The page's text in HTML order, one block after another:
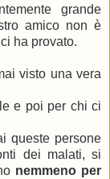
grande
amico non è
ha provato.
visto una vera
e poi per chi ci
queste persone
dei malati, si
nemmeno per